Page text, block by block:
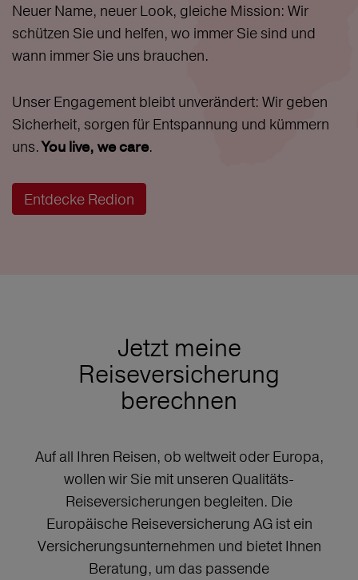
Neuer Name, neuer Look, gleiche Mission: Wir
schützen Sie und helfen, wo immer Sie sind und
wann immer Sie uns brauchen.
Unser Engagement bleibt unverändert: Wir geben
Sicherheit, sorgen für Entspannung und kümmern
uns.You live, we care.
Entdecke Redion
Jetzt meine
Reiseversicherung
berechnen
Auf all Ihren Reisen, ob weltweit oder Europa,
wollen wir Sie mit unseren Qualitäts-
Reiseversicherungen begleiten. Die
Europäische Reiseversicherung AG ist ein
Versicherungsunternehmen und bietet Ihnen
Beratung, um das passende